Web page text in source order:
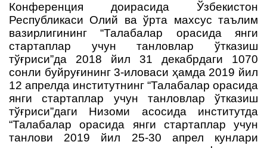
Конференция доирасида Ўзбекистон
Республикаси Олий ва ўрта махсус таълим
вазирлигининг “Талабалар орасида янги
стартаплар учун танловлар ўтказиш
тўғриси”да 2018 йил 31 декабрдаги 1070
сонли буйруғининг 3-иловаси ҳамда 2019 йил
12 апрелда институтнинг “Талабалар орасида
янги стартаплар учун танловлар ўтказиш
тўғриси”даги Низоми асосида институтда
“Талабалар орасида янги стартаплар учун
танлови 2019 йил 25-30 апрел кунлари